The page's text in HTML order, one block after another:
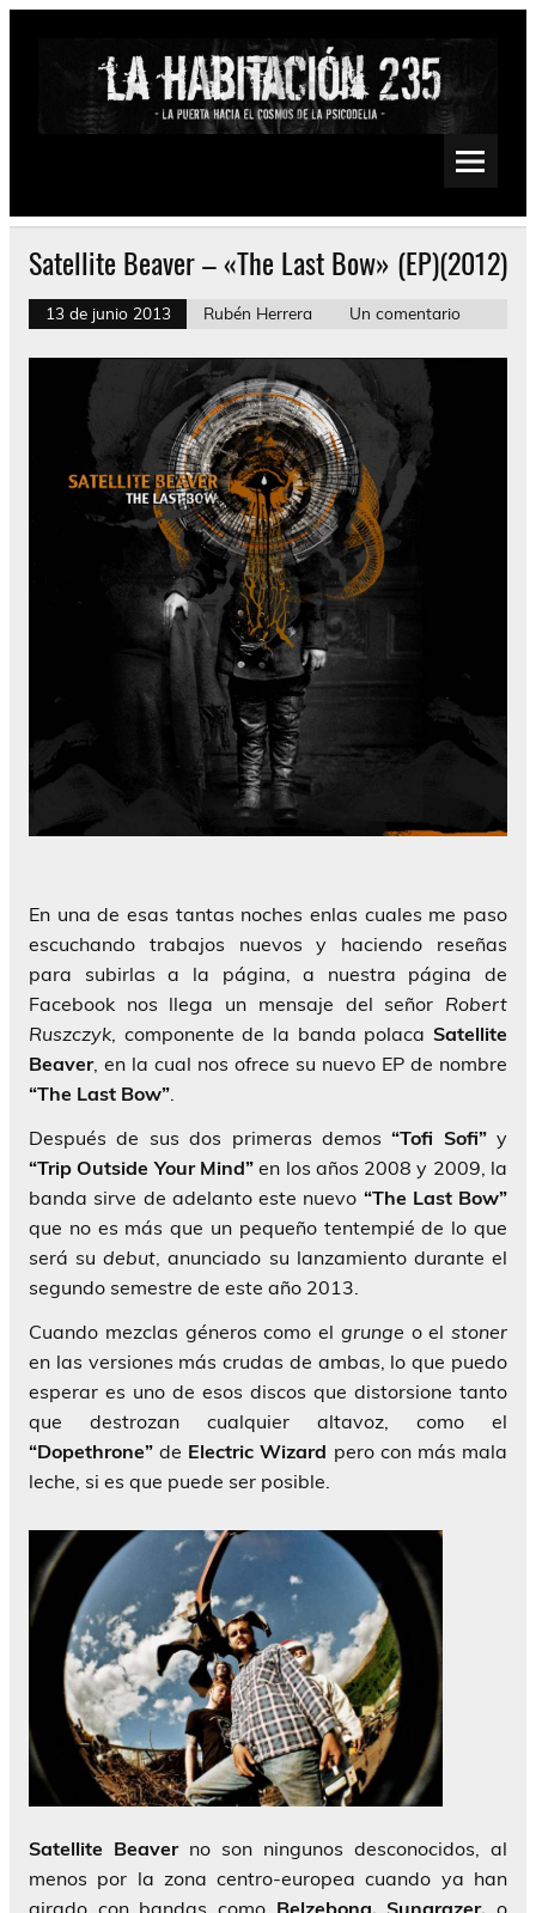
Saltar
Psychedelic, Stoner, Doom, Sludge, Fuzz, Space, Drone
Satellite Beaver – «The Last Bow» (EP)(2012)
13 de junio 2013 Rubén Herrera Un comentario
En una de esas tantas noches enlas cuales me paso
escuchando trabajos nuevos y haciendo reseñas
para subirlas a la página, a nuestra página de
Facebook nos llega un mensaje del señor Robert
Ruszczyk , componente de la banda polaca Satellite
Beaver, en la cual nos ofrece su nuevo EP de nombre
“The Last Bow”
Después de sus dos primeras demos“Tofi Sofi”y
“Trip Outside Your Mind”en los años 2008 y 2009, la
banda sirve de adelanto este nuevo “The Last Bow”
que no es más que un pequeño tentempié de lo que
será sudebut , anunciado su lanzamiento durante el
segundo semestre de este año 2013.
Cuando mezclas géneros como el grunge o el stoner
en las versiones más crudas de ambas, lo que puedo
esperar es uno de esos discos que distorsione tanto
que destrozan cualquier altavoz, como el
“Dopethrone” de Electric Wizard pero con más mala
leche, si es que puede ser posible.
Satellite Beaverno son ningunos desconocidos, al
menos por la zona centro-europea cuando ya han
girado con bandas como Belzebong, Sungrazer,o